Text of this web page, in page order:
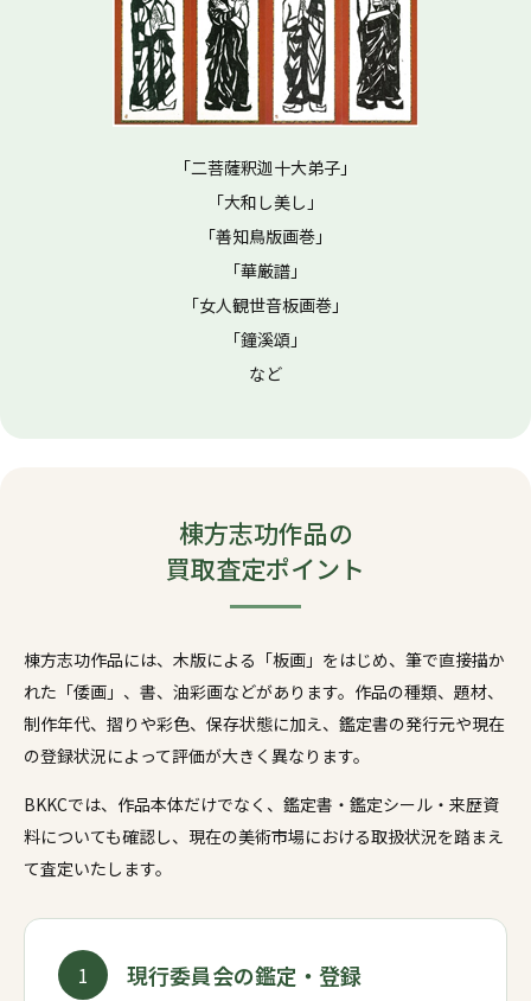
「二菩薩釈迦十大弟子」
「大和し美し」
「善知鳥版画巻」
「華厳譜」
「女人観世音板画巻」
「鐘溪頌」
など
棟方志功作品の
買取査定ポイント
棟方志功作品には、木版による「板画」をはじめ、筆で直接描か
れた「倭画」、書、油彩画などがあります。作品の種類、題材、
制作年代、摺りや彩色、保存状態に加え、鑑定書の発行元や現在
の登録状況によって評価が大きく異なります。
BKKCでは、作品本体だけでなく、鑑定書・鑑定シール・来歴資
料についても確認し、現在の美術市場における取扱状況を踏まえ
て査定いたします。
1 現行委員会の鑑定・登録